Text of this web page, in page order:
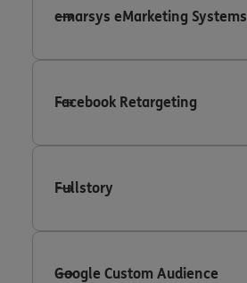
emarsys eMarketing Systems
Facebook Retargeting
Fullstory
Google Custom Audience